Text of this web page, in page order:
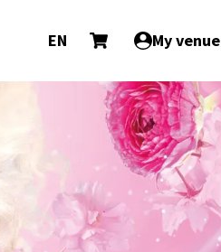
EN My venue